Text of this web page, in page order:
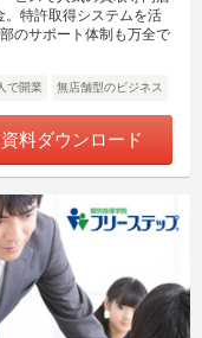
。特許取得システムを活
のサポート体制も万全で
で開業 無店舗型のビジネス
資料ダウンロード